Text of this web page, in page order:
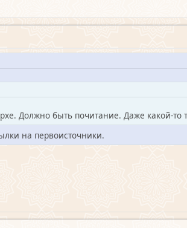
Должно быть почитание. Даже какой-то
на первоисточники.